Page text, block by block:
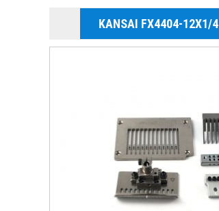
KANSAI FX4404-12X1/4